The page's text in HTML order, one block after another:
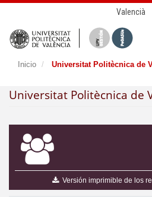
Valencià
Inicio Universitat Politècnica de
Universitat Politècnica de
Versión imprimible de los